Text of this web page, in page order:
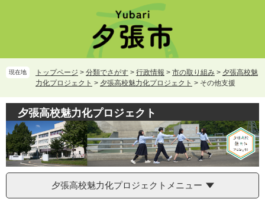
頭
で
飛
ば
て
文
へ
現在地 トップページ > 分類でさがす > 行政情報 > 市の取り組み > 夕張高校魅
力化プロジェクト > 夕張高校魅力化プロジェクト > その他支援
夕張高校魅力化プロジェクト
夕張高校魅力化プロジェクトメニュー